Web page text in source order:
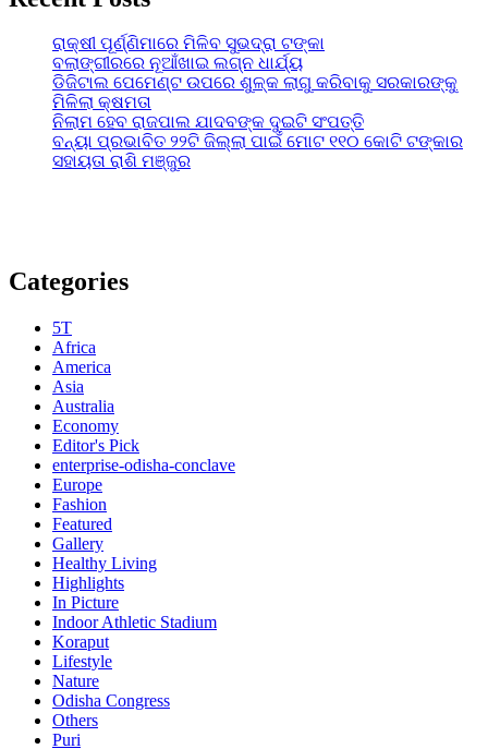
ରାକ୍ଷୀ ପୂର୍ଣ୍ଣିମାରେ ମିଳିବ ସୁଭଦ୍ରା ଟଙ୍କା
ବଲାଙ୍ଗୀରରେ ନୂଆଁଖାଇ ଲଗ୍ନ ଧାର୍ଯ୍ୟ
ଡିଜିଟାଲ ପେମେଣ୍ଟ ଉପରେ ଶୁଳ୍କ ଲାଗୁ କରିବାକୁ ସରକାରଙ୍କୁ
ମିଳିଲା କ୍ଷମତା
ନିଲାମ ହେବ ରାଜପାଲ ଯାଦବଙ୍କ ଦୁଇଟି ସଂପତ୍ତି
ବନ୍ୟା ପ୍ରଭାବିତ ୨୨ଟି ଜିଲ୍ଲା ପାଇଁ ମୋଟ ୧୧୦ କୋଟି ଟଙ୍କାର
ସହାୟତା ରାଶି ମଞ୍ଜୁର
Categories
5T
Africa
America
Asia
Australia
Economy
Editor's Pick
enterprise-odisha-conclave
Europe
Fashion
Featured
Gallery
Healthy Living
Highlights
In Picture
Indoor Athletic Stadium
Koraput
Lifestyle
Nature
Odisha Congress
Others
Puri